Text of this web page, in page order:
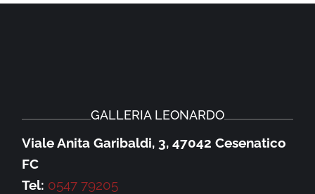
GALLERIA LEONARDO
Viale Anita Garibaldi, 3, 47042 Cesenatico
FC
Tel: 0547 79205